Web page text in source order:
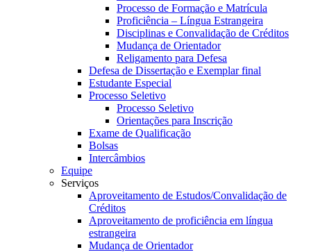
Processo de Formação e Matrícula
Proficiência – Língua Estrangeira
Disciplinas e Convalidação de Créditos
Mudança de Orientador
Religamento para Defesa
Defesa de Dissertação e Exemplar final
Estudante Especial
Processo Seletivo
Processo Seletivo
Orientações para Inscrição
Exame de Qualificação
Bolsas
Intercâmbios
Equipe
Serviços
Aproveitamento de Estudos/Convalidação de
Créditos
Aproveitamento de proficiência em língua
estrangeira
Mudança de Orientador